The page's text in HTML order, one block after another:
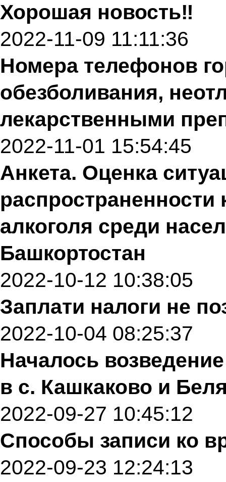
Хорошая новость‼️
2022-11-09 11:11:36
Номера телефонов
обезболивания,
лекарственными
2022-11-01 15:54:45
Анкета. Оценка
распространенности
алкоголя среди
Башкортостан
2022-10-12 10:38:05
Заплати налоги не
2022-10-04 08:25:37
Началось
в с. Кашкаково и
2022-09-27 10:45:12
Способы записи ко
2022-09-23 12:24:13